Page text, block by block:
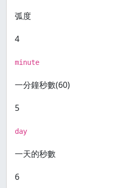
弧度
4
minute
一分鐘秒數(60)
5
day
一天的秒數
6